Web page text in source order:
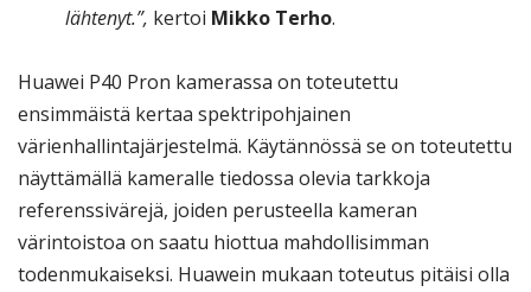
lähtenyt.”, kertoi Mikko Terho.
Huawei P40 Pron kamerassa on toteutettu
ensimmäistä kertaa spektripohjainen
värienhallintajärjestelmä. Käytännössä se on toteutettu
näyttämällä kameralle tiedossa olevia tarkkoja
referenssivärejä, joiden perusteella kameran
värintoistoa on saatu hiottua mahdollisimman
todenmukaiseksi. Huawein mukaan toteutus pitäisi olla